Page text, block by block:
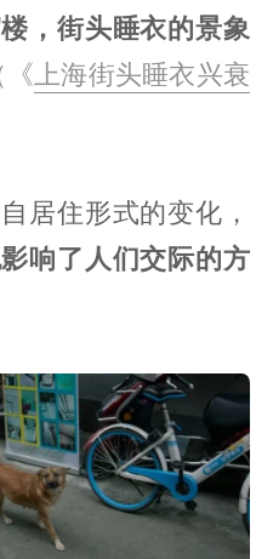
，街头睡衣的景象
《上海街头睡衣兴衰
居住形式的变化，
响了人们交际的方